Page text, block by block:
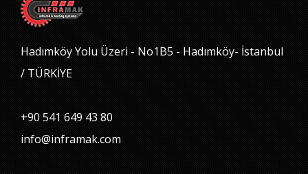
Hadımköy Yolu Üzeri - No1B5 - Hadımköy- İstanbul
/ TÜRKİYE
+90 541 649 43 80
info@inframak.com